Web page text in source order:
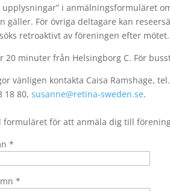
upplysningar” i anmälningsformuläret
gäller. För övriga deltagare kan
retroaktivt av föreningen efter mötet.
20 minuter från Helsingborg C. För
vänligen kontakta Caisa Ramshage,
18 80,susanne@retina-sweden.se.
formuläret för att anmäla dig till
*
*